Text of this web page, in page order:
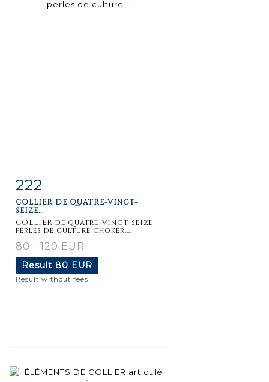
Item detail
222
COLLIER DE QUATRE-VINGT-
SEIZE...
COLLIER de quatre-vingt-seize
perles de culture choker,...
80 - 120 EUR
Result 80 EUR
Result without fees